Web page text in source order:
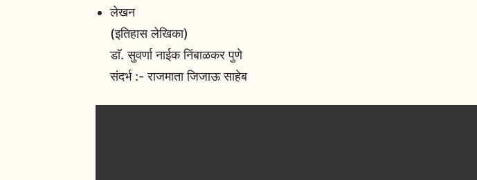
लेखन
(इतिहास लेखिका)
डाॅ. सुवर्णा नाईक निंबाळकर पुणे
संदर्भ :- राजमाता जिजाऊ साहेब